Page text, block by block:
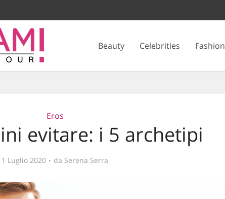
Beauty Celebrities Fashion
Eros
evitare: i 5 archetipi
1 Luglio 2020 da Serena Serra